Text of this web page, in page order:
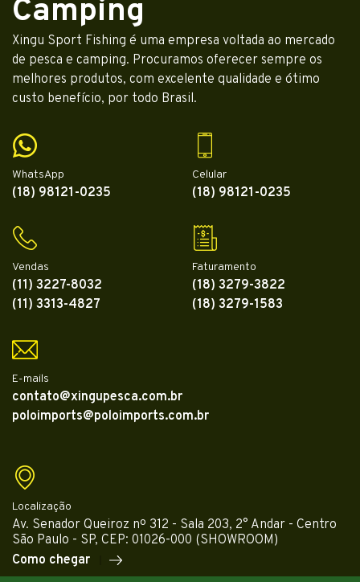
Camping
Xingu Sport Fishing é uma empresa voltada ao mercado
de pesca e camping. Procuramos oferecer sempre os
melhores produtos, com excelente qualidade e ótimo
custo benefício, por todo Brasil.
WhatsApp
(18) 98121-0235
Celular
(18) 98121-0235
Vendas
(11) 3227-8032
(11) 3313-4827
Faturamento
(18) 3279-3822
(18) 3279-1583
E-mails
contato@xingupesca.com.br
poloimports@poloimports.com.br
Localização
Av. Senador Queiroz nº 312 - Sala 203, 2° Andar - Centro
São Paulo - SP, CEP: 01026-000 (SHOWROOM)
Como chegar